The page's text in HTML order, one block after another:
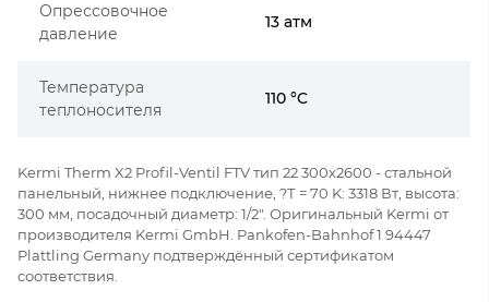
Опрессовочное
давление
13 атм
Температура
теплоносителя
110 °C
Kermi Therm X2 Profil-Ventil FTV тип 22 300x2600 - стальной
панельный, нижнее подключение, ?Т = 70 K: 3318 Вт, высота:
300 мм, посадочный диаметр: 1/2". Оригинальный Kermi от
производителя Kermi GmbH. Pankofen-Bahnhof 1 94447
Plattling Germany подтверждённый сертификатом
соответствия.